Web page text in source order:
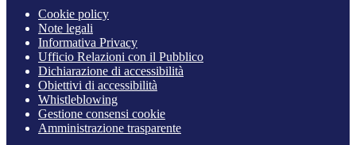
Cookie policy
Note legali
Informativa Privacy
Ufficio Relazioni con il Pubblico
Dichiarazione di accessibilità
Obiettivi di accessibilità
Whistleblowing
Gestione consensi cookie
Amministrazione trasparente